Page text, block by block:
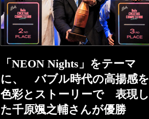
「NEON Nights」をテーマ
に、 バブル時代の高揚感を
色彩とストーリーで 表現し
た千原颯之輔さんが優勝